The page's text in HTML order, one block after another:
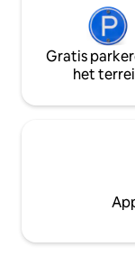
Gratis
het